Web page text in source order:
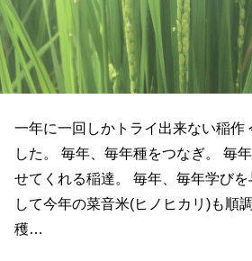
一年に一回しかトライ出来ない稲作
した。 毎年、毎年種をつなぎ。 毎
せてくれる稲達。 毎年、毎年学び
して今年の菜音米(ヒノヒカリ)も順
穫…